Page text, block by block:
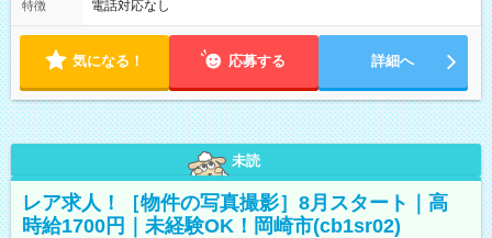
特徴 電話対応なし
気になる！ 応募する 詳細へ
未読
レア求人！［物件の写真撮影］8月スタート｜高
時給1700円｜未経験OK！岡崎市(cb1sr02)